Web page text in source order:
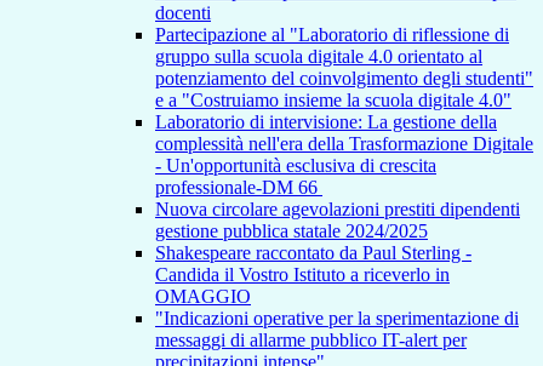
docenti
Partecipazione al "Laboratorio di riflessione di
gruppo sulla scuola digitale 4.0 orientato al
potenziamento del coinvolgimento degli studenti"
e a "Costruiamo insieme la scuola digitale 4.0"
Laboratorio di intervisione: La gestione della
complessità nell'era della Trasformazione Digitale
- Un'opportunità esclusiva di crescita
professionale-DM 66
Nuova circolare agevolazioni prestiti dipendenti
gestione pubblica statale 2024/2025
Shakespeare raccontato da Paul Sterling -
Candida il Vostro Istituto a riceverlo in
OMAGGIO
"Indicazioni operative per la sperimentazione di
messaggi di allarme pubblico IT-alert per